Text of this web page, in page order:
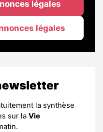
légales
légales
la synthèse
sur la Vie